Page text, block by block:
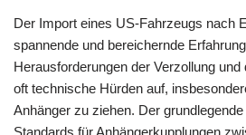
Der Import eines US-Fahrzeugs nach
spannende und bereichernde
Herausforderungen der Verzollung
oft technische Hürden auf,
Anhänger zu ziehen. Der
Standards für Anhängerkupplungen